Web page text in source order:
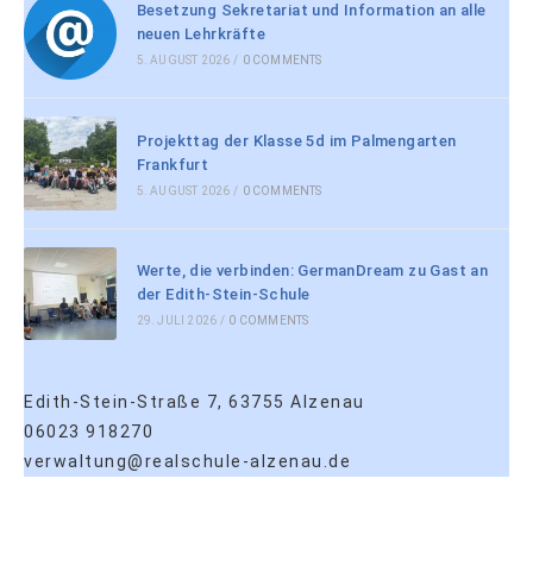
Besetzung Sekretariat und Information an alle
neuen Lehrkräfte
5. AUGUST 2026 / 0 COMMENTS
Projekttag der Klasse 5d im Palmengarten
Frankfurt
5. AUGUST 2026 / 0 COMMENTS
Werte, die verbinden: GermanDream zu Gast an
der Edith-Stein-Schule
29. JULI 2026 / 0 COMMENTS
Edith-Stein-Straße 7, 63755 Alzenau
06023 918270
verwaltung@realschule-alzenau.de